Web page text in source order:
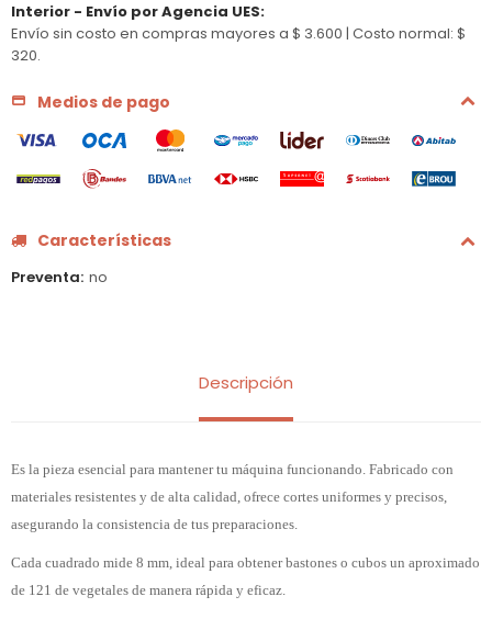
Interior - Envío por Agencia UES:
Envío sin costo en compras mayores a $ 3.600 | Costo normal: $
320.
Medios de pago
Características
Preventa no
Descripción
Es la pieza esencial para mantener tu máquina funcionando. Fabricado con
materiales resistentes y de alta calidad, ofrece cortes uniformes y precisos,
asegurando la consistencia de tus preparaciones.
Cada cuadrado mide 8 mm, ideal para obtener bastones o cubos un aproximado
de 121 de vegetales de manera rápida y eficaz.